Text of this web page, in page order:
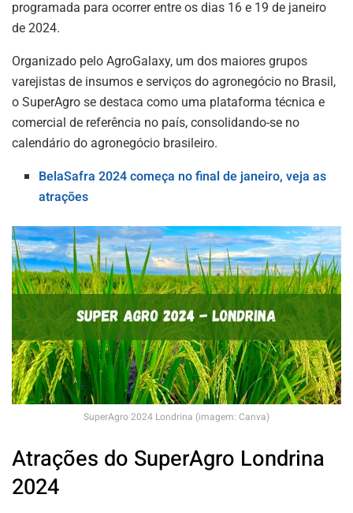
programada para ocorrer entre os dias 16 e 19 de janeiro
de 2024.
Organizado pelo AgroGalaxy, um dos maiores grupos
varejistas de insumos e serviços do agronegócio no Brasil,
o SuperAgro se destaca como uma plataforma técnica e
comercial de referência no país, consolidando-se no
calendário do agronegócio brasileiro.
BelaSafra 2024 começa no final de janeiro, veja as
atrações
SuperAgro 2024 Londrina (imagem: Canva)
Atrações do SuperAgro Londrina
2024